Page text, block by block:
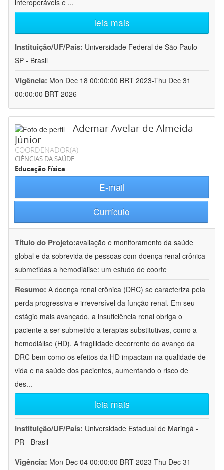
interoperáveis e ...
leia mais
Instituição/UF/País: Universidade Federal de São Paulo -
SP - Brasil
Vigência: Mon Dec 18 00:00:00 BRT 2023-Thu Dec 31
00:00:00 BRT 2026
Ademar Avelar de Almeida
Júnior
COORDENADOR(A)
CIÊNCIAS DA SAÚDE
Educação Física
E-mail
Currículo
Título do Projeto:avaliação e monitoramento da saúde
global e da sobrevida de pessoas com doença renal crônica
submetidas a hemodiálise: um estudo de coorte
Resumo: A doença renal crônica (DRC) se caracteriza pela
perda progressiva e irreversível da função renal. Em seu
estágio mais avançado, a insuficiência renal obriga o
paciente a ser submetido a terapias substitutivas, como a
hemodiálise (HD). A fragilidade decorrente do avanço da
DRC bem como os efeitos da HD impactam na qualidade de
vida e na saúde dos pacientes, aumentando o risco de
des...
leia mais
Instituição/UF/País: Universidade Estadual de Maringá -
PR - Brasil
Vigência: Mon Dec 04 00:00:00 BRT 2023-Thu Dec 31